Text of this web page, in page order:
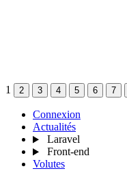
1 2 3 4 5 6 7
Connexion
Actualités
Laravel
Front-end
Volutes